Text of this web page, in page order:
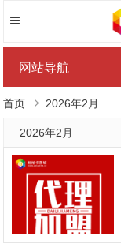
网站导航
首页 2026年2月
2026年2月